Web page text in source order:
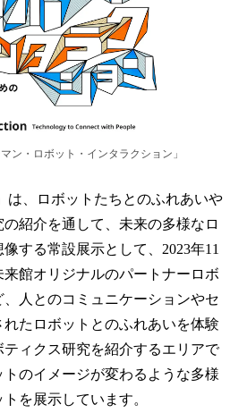
ン・ロボット・インタラクション」
は、ロボットたちとのふれあいや
紹介を通して、未来の多様なロ
する常設展示として、2023年11
来館オリジナルのパートナーロボ
人とのコミュニケーションやセ
たロボットとのふれあいを体験
ィクス研究を紹介するエリアで
のイメージが変わるような多様
を展示しています。